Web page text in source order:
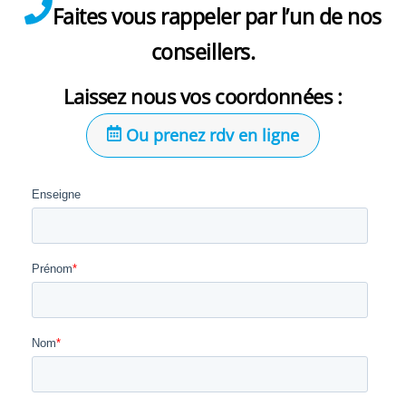
Faites vous rappeler par l’un de nos
conseillers.
Laissez nous vos coordonnées :
Ou prenez rdv en ligne